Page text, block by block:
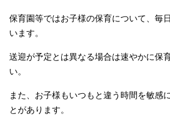
保育園等ではお子様の保育について、毎
います。
送迎が予定とは異なる場合は速やかに保
い。
また、お子様もいつもと違う時間を敏感
とがあります。